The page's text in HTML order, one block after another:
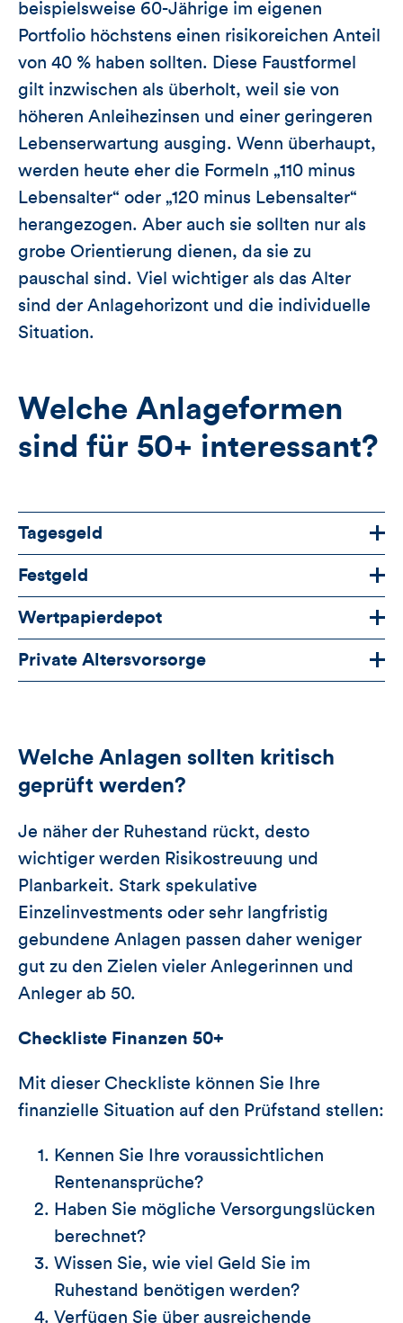
beispielsweise 60-Jährige im eigenen
Portfolio höchstens einen risikoreichen Anteil
von 40 % haben sollten. Diese Faustformel
gilt inzwischen als überholt, weil sie von
höheren Anleihezinsen und einer geringeren
Lebenserwartung ausging. Wenn überhaupt,
werden heute eher die Formeln „110 minus
Lebensalter“ oder „120 minus Lebensalter“
herangezogen. Aber auch sie sollten nur als
grobe Orientierung dienen, da sie zu
pauschal sind. Viel wichtiger als das Alter
sind der Anlagehorizont und die individuelle
Situation.
Welche Anlageformen
sind für 50+ interessant?
Tagesgeld
Festgeld
Wertpapierdepot
Private Altersvorsorge
Welche Anlagen sollten kritisch
geprüft werden?
Je näher der Ruhestand rückt, desto
wichtiger werden Risikostreuung und
Planbarkeit. Stark spekulative
Einzelinvestments oder sehr langfristig
gebundene Anlagen passen daher weniger
gut zu den Zielen vieler Anlegerinnen und
Anleger ab 50.
Checkliste Finanzen 50+
Mit dieser Checkliste können Sie Ihre
finanzielle Situation auf den Prüfstand stellen:
Kennen Sie Ihre voraussichtlichen
Rentenansprüche?
Haben Sie mögliche Versorgungslücken
berechnet?
Wissen Sie, wie viel Geld Sie im
Ruhestand benötigen werden?
Verfügen Sie über ausreichende